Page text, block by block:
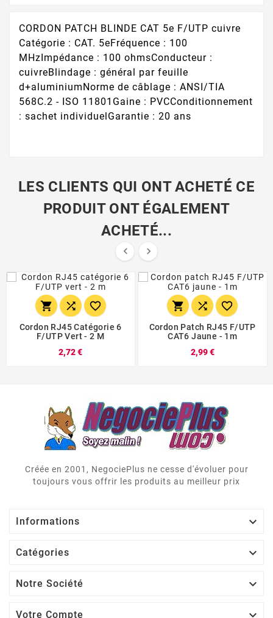
CORDON PATCH BLINDE CAT 5e F/UTP cuivre
Catégorie : CAT. 5eFréquence : 100
MHzImpédance : 100 ohmsConducteur :
cuivreBlindage : général par feuille
d+aluminiumNorme de câblage : ANSI/TIA
568C.2 - ISO 11801Gaine : PVCConditionnement
: sachet individuelGarantie : 20 ans
LES CLIENTS QUI ONT ACHETÉ CE
PRODUIT ONT ÉGALEMENT
ACHETÉ...
 
  
Cordon RJ45 Catégorie 6
F/UTP Vert - 2 M
2,72 €
  
Cordon Patch RJ45 F/UTP
CAT6 Jaune - 1m
2,99 €
Créée en 2001, NegociePlus ne cesse d'évoluer pour
toujours vous offrir les produits au meilleur prix
Informations 
Catégories 
Notre Société 
Votre Compte